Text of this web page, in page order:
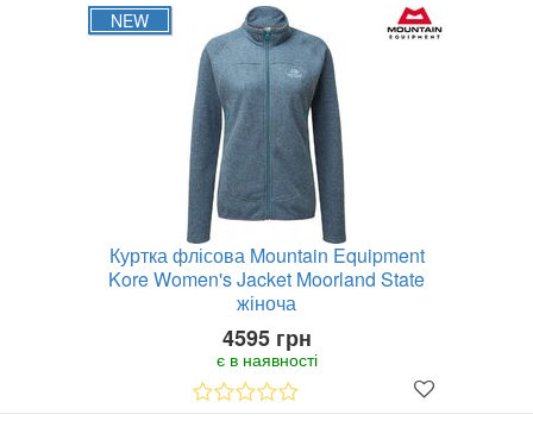
NEW
Куртка флісова Mountain Equipment
Kore Women's Jacket Moorland State
жіноча
4595 грн
є в наявності